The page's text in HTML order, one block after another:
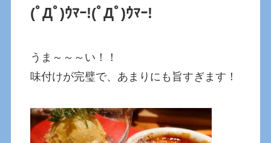
(ﾟДﾟ)ｳﾏｰ!(ﾟДﾟ)ｳﾏｰ!
うま～～～い！！
味付けが完璧で、あまりにも旨すぎます！